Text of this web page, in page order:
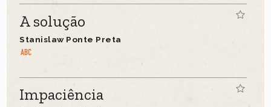
A solução
Stanislaw Ponte Preta
Impaciência